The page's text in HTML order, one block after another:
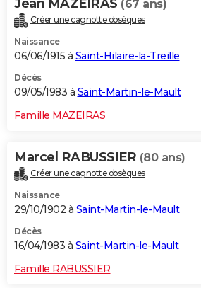
Jean MAZEIRAS (67 ans)
Créer une cagnotte obsèques
Naissance
06/06/1915 à Saint-Hilaire-la-Treille
Décès
09/05/1983 à Saint-Martin-le-Mault
Famille MAZEIRAS
Marcel RABUSSIER (80 ans)
Créer une cagnotte obsèques
Naissance
29/10/1902 à Saint-Martin-le-Mault
Décès
16/04/1983 à Saint-Martin-le-Mault
Famille RABUSSIER